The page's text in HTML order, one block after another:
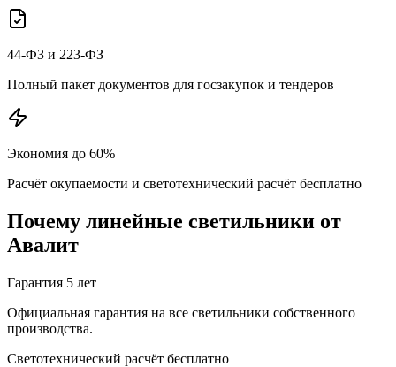
44-ФЗ и 223-ФЗ
Полный пакет документов для госзакупок и тендеров
Экономия до 60%
Расчёт окупаемости и светотехнический расчёт бесплатно
Почему линейные светильники от
Авалит
Гарантия 5 лет
Официальная гарантия на все светильники собственного
производства.
Светотехнический расчёт бесплатно